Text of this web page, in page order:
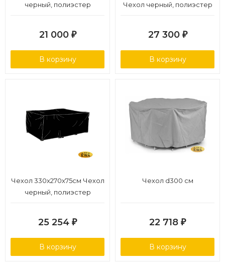
черный, полиэстер
21 000 ₽
В корзину
Чехол черный, полиэстер
27 300 ₽
В корзину
Чехол 330x270x75см Чехол
черный, полиэстер
25 254 ₽
В корзину
Чехол d300 см
22 718 ₽
В корзину